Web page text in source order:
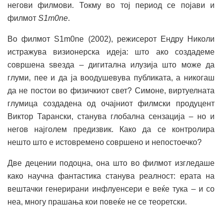
негови филмови. Токму во тој период се појави и
филмот S1m0ne.
Во филмот S1m0ne (2002), режисерот Ендру Николи
истражува визионерска идеја: што ако создадеме
совршена ѕвезда – дигитална илузија што може да
глуми, пее и да ја воодушевува публиката, а никогаш
да не постои во физичкиот свет? Симоне, виртуелната
глумица создадена од очајниот филмски продуцент
Виктор Тарански, станува глобална сензација – но и
негов најголем предизвик. Како да се контролира
нешто што е истовремено совршено и непостоечко?
Две децении подоцна, она што во филмот изгледаше
како научна фантастика станува реалност: ерата на
вештачки генерирани инфлуенсери е веќе тука – и со
неа, многу прашања кои повеќе не се теоретски.